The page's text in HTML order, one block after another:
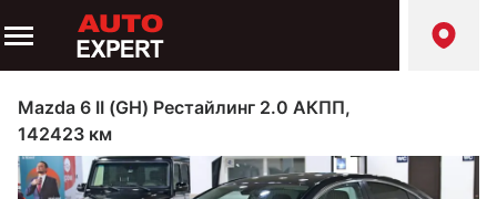
Mazda 6 II (GH) Рестайлинг 2.0 АКПП,
142423 км